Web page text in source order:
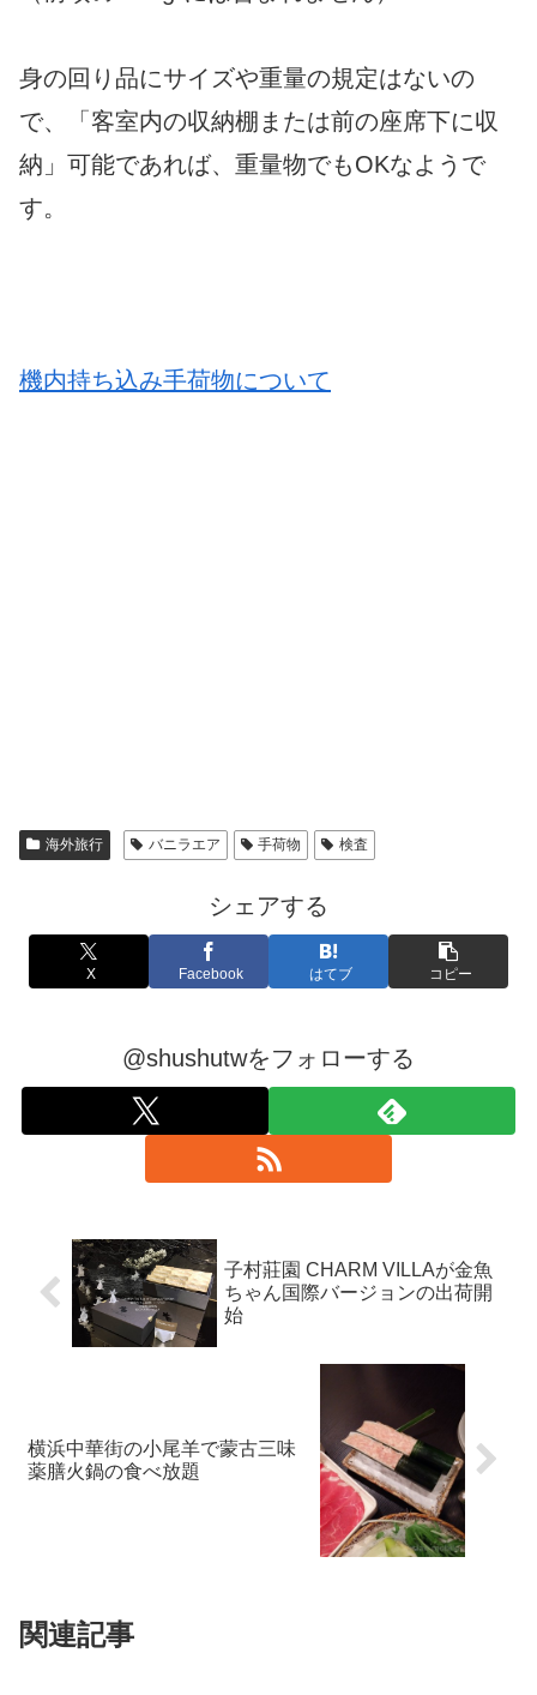
身の回り品にサイズや重量の規定はないの
で、「客室内の収納棚または前の座席下に収
納」可能であれば、重量物でもOKなようで
す。
機内持ち込み手荷物について
海外旅行 バニラエア 手荷物 検査
シェアする
X Facebook はてブ コピー
@shushutwをフォローする
子村莊園 CHARM VILLAが金魚
ちゃん国際バージョンの出荷開
始
横浜中華街の小尾羊で蒙古三味
薬膳火鍋の食べ放題
関連記事